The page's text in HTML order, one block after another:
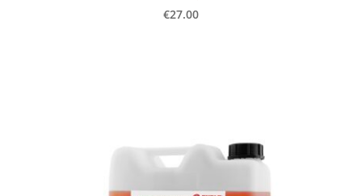
€27.00